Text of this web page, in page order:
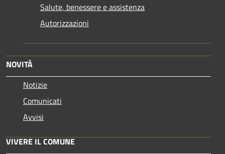
Salute, benessere e assistenza
Autorizzazioni
NOVITÀ
Notizie
Comunicati
Avvisi
VIVERE IL COMUNE